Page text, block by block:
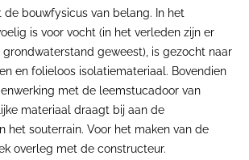
bouwfysicus van belang. In het
is voor vocht (in het verleden zijn er
geweest), is gezocht naar
en folieloos isolatiemateriaal. Bovendien
met de leemstucadoor van
materiaal draagt bij aan de
het souterrain. Voor het maken van de
overleg met de constructeur.